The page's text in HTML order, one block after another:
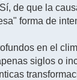
de que la
forma de
en el
siglos o